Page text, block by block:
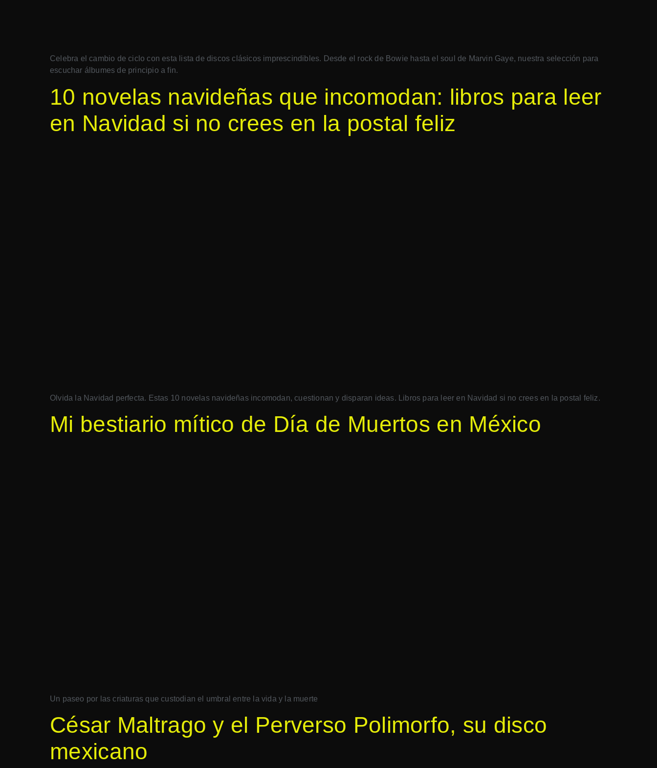
Celebra el cambio de ciclo con esta lista de discos clásicos imprescindibles. Desde el rock de Bowie hasta el soul de Marvin Gaye, nuestra selección para
escuchar álbumes de principio a fin.
10 novelas navideñas que incomodan: libros para leer
en Navidad si no crees en la postal feliz
Olvida la Navidad perfecta. Estas 10 novelas navideñas incomodan, cuestionan y disparan ideas. Libros para leer en Navidad si no crees en la postal feliz.
Mi bestiario mítico de Día de Muertos en México
Un paseo por las criaturas que custodian el umbral entre la vida y la muerte
César Maltrago y el Perverso Polimorfo, su disco
mexicano